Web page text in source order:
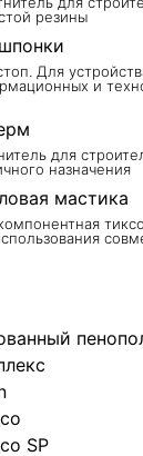
резины
Для
и
для
назначения
мастика
SP